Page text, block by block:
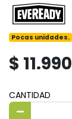
Pocas unidades.
$ 11.990
CANTIDAD